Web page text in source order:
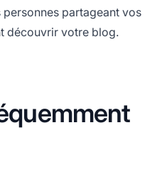
partageant vos
découvrir votre blog.